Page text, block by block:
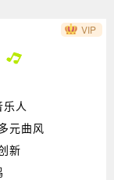
人
元曲风
新
VIP